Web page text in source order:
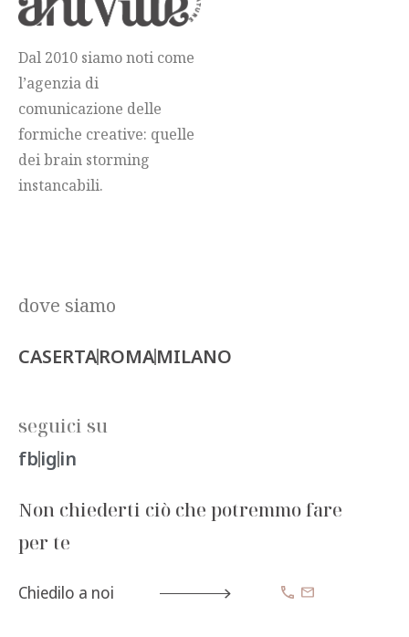
Dal 2010 siamo noti come
l’agenzia di
comunicazione delle
formiche creative: quelle
dei brain storming
instancabili.
dove siamo
CASERTAROMAMILANO
seguici su
fbig in
Non chiederti ciò che potremmo fare
per te
Chiedilo a noi